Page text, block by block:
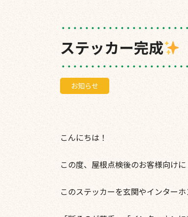
ステッカー完成
お知らせ
こんにちは！
この度、屋根点検後のお客様向け
このステッカーを玄関やインター